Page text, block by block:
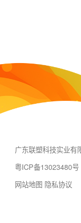
广东联塑科技实业
粤ICP备13023480号
网站地图 隐私协议